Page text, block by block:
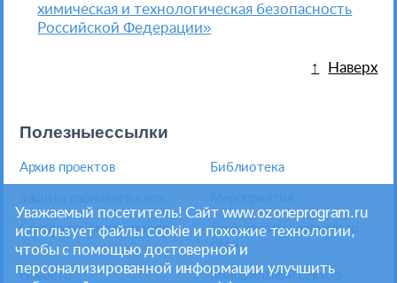
химическая и технологическая безопасность
Российской Федерации»
Наверх
Полезные ссылки
Архив проектов Библиотека
Сектор пеноматериалов
День защиты озонового
слоя
Новости Холодильный сектор
Уважаемый посетитель! Сайт www.ozoneprogram.ru
использует файлы cookie и похожие технологии,
чтобы с помощью достоверной и
персонализированной информации улучшить